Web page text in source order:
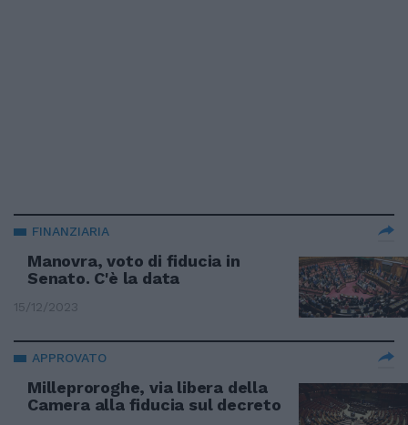
FINANZIARIA
Manovra, voto di fiducia in
Senato. C'è la data
15/12/2023
APPROVATO
Milleproroghe, via libera della
Camera alla fiducia sul decreto